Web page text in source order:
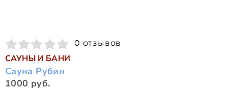
0 отзывов
САУНЫ И БАНИ
Сауна Рубин
1000 руб.